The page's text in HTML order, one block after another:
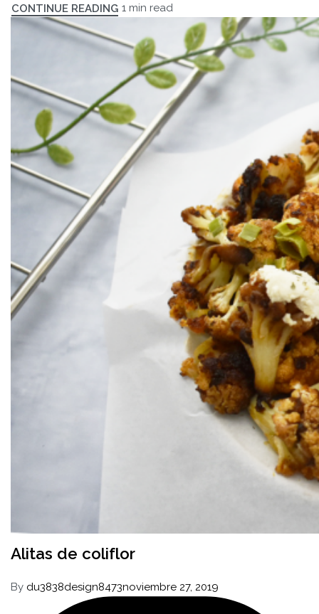
CONTINUE READING 1 min read
Alitas de coliflor
By du3838design8473noviembre 27, 2019